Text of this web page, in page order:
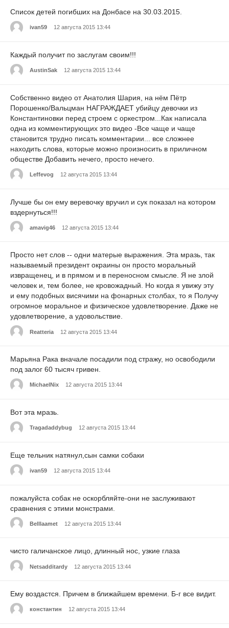
Список детей погибших на Донбасе на 30.03.2015.
ivan59 12 августа 2015 13:44
Каждый получит по заслугам своим!!!
AustinSak 12 августа 2015 13:44
Собственно видео от Анатолия Шария, на нём Пётр
Порошенко/Вальцман НАГРАЖДАЕТ убийцу девочки из
Константиновки перед строем с оркестром...Как написала
одна из комментирующих это видео -Все чаще и чаще
становится трудно писать комментарии... все сложнее
находить слова, которые можно произносить в приличном
обществе Добавить нечего, просто нечего.
Leffevog 12 августа 2015 13:44
Лучше бы он ему веревочку вручил и сук показал на котором
вздернуться!!!
amavig46 12 августа 2015 13:44
Просто нет слов -- одни матерые выражения. Эта мразь, так
называемый президент окраины он просто моральный
извращенец, и в прямом и в переносном смысле. Я не злой
человек и, тем более, не кровожадный. Но когда я увижу эту
и ему подобных висячими на фонарных столбах, то я Получу
огромное моральное и физическое удовлетворение. Даже не
удовлетворение, а удовольствие.
Reatteria 12 августа 2015 13:44
Марьяна Рака вначале посадили под стражу, но освободили
под залог 60 тысяч гривен.
MichaelNix 12 августа 2015 13:44
Вот эта мразь.
Tragadaddybug 12 августа 2015 13:44
Еще тельник натянул,сын самки собаки
ivan59 12 августа 2015 13:44
пожалуйста собак не оскорбляйте-они не заслуживают
сравнения с этими монстрами.
Belllaamet 12 августа 2015 13:44
чисто галичанское лицо, длинный нос, узкие глаза
Netsadditardy 12 августа 2015 13:44
Ему воздастся. Причем в ближайшем времени. Б-г все видит.
константин 12 августа 2015 13:44